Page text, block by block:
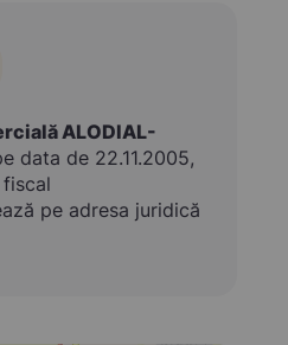
ALODIAL-
data de 22.11.2005,
pe adresa juridică